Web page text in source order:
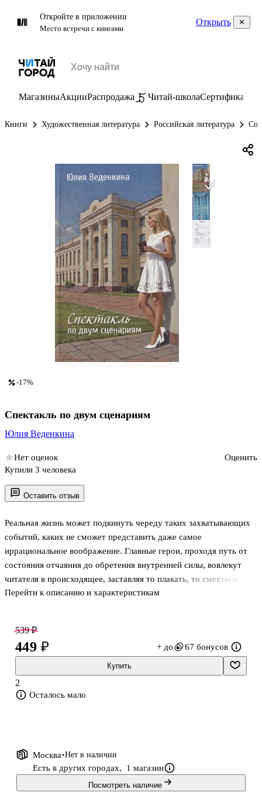
Откройте в приложении
Место встречи с книгами
Открыть
МагазиныАкцииРаспродажа Читай-школаСертификаты
Книги Художественная литература Российская литература
Оставить отзыв
Реальная жизнь может подкинуть череду таких захватывающих
событий, каких не сможет представить даже самое
иррациональное воображение. Главные герои, проходя путь от
состояния отчаяния до обретения внутренней силы, вовлекут
читателя в происходящее, заставляя то плакать, то смеяться, то
возмущаться. Они напоминают нам, насколько хрупкой бывает
развивается вне нашего понимания и желания. Но одновременно
обучая ценить каждую минуту счастья с любимыми людьми.
Перейти к описанию и характеристикам
-17%
Спектакль по двум сценариям
Юлия Веденкина
Нет оценок
Оценить
Купили 3 человека
539 ₽
449 ₽ + до 67 бонусов
Купить
2
Осталось мало
Москва Нет в наличии
Есть в других городах, 1 магазин
Посмотреть наличие